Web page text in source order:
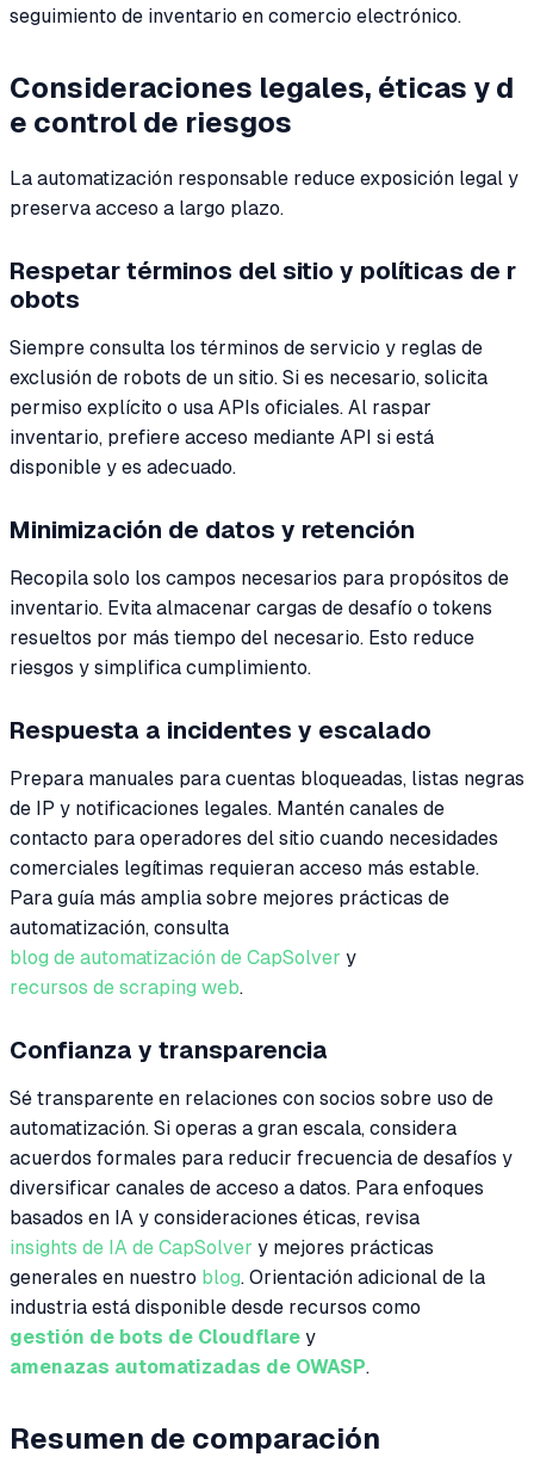
seguimiento de inventario en comercio electrónico.
Consideraciones legales, éticas y d
e control de riesgos
La automatización responsable reduce exposición legal y
preserva acceso a largo plazo.
Respetar términos del sitio y políticas de r
obots
Siempre consulta los términos de servicio y reglas de
exclusión de robots de un sitio. Si es necesario, solicita
permiso explícito o usa APIs oficiales. Al raspar
inventario, prefiere acceso mediante API si está
disponible y es adecuado.
Minimización de datos y retención
Recopila solo los campos necesarios para propósitos de
inventario. Evita almacenar cargas de desafío o tokens
resueltos por más tiempo del necesario. Esto reduce
riesgos y simplifica cumplimiento.
Respuesta a incidentes y escalado
Prepara manuales para cuentas bloqueadas, listas negras
de IP y notificaciones legales. Mantén canales de
contacto para operadores del sitio cuando necesidades
comerciales legítimas requieran acceso más estable.
Para guía más amplia sobre mejores prácticas de
automatización, consulta
blog de automatización de CapSolver y
recursos de scraping web.
Confianza y transparencia
Sé transparente en relaciones con socios sobre uso de
automatización. Si operas a gran escala, considera
acuerdos formales para reducir frecuencia de desafíos y
diversificar canales de acceso a datos. Para enfoques
basados en IA y consideraciones éticas, revisa
insights de IA de CapSolver y mejores prácticas
generales en nuestro blog. Orientación adicional de la
industria está disponible desde recursos como
gestión de bots de Cloudflare y
amenazas automatizadas de OWASP.
Resumen de comparación